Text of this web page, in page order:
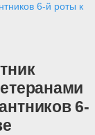
6-й роты к
6-